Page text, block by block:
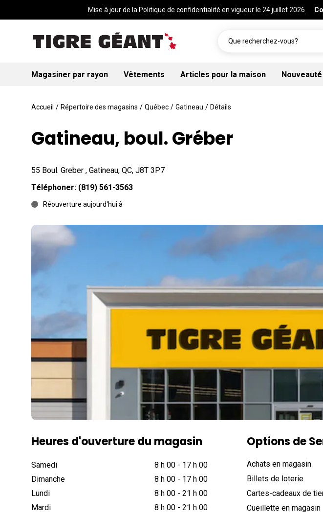
Mise à jour de la Politique de confidentialité en vigueur le 24 juillet 2026.
Que recherchez-vous?
Magasiner par rayon Vêtements Articles pour la maison
Accueil / Répertoire des magasins / Québec / Gatineau / Détails
Gatineau, boul. Gréber
55 Boul. Greber , Gatineau, QC, J8T 3P7
Téléphoner: (819) 561-3563
Réouverture aujourd'hui à
Heures d'ouverture du magasin
Samedi 8 h 00 - 17 h 00
Dimanche
8 h 00 - 17 h 00
Lundi
8 h 00 -21 h 00
Mardi
8 h 00 -21 h 00
Options de
Achats en magasin
Billets de loterie
Cartes-cadeaux de
Cueillette en magasin